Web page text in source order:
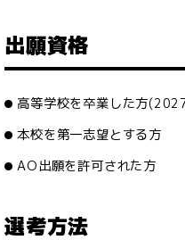
出願資格
高等学校を卒業した方
本校を第一志望とする方
AO出願を許可された方
選考方法